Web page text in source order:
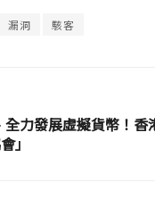
漏洞 駭客
力發展虛擬貨幣！香
」